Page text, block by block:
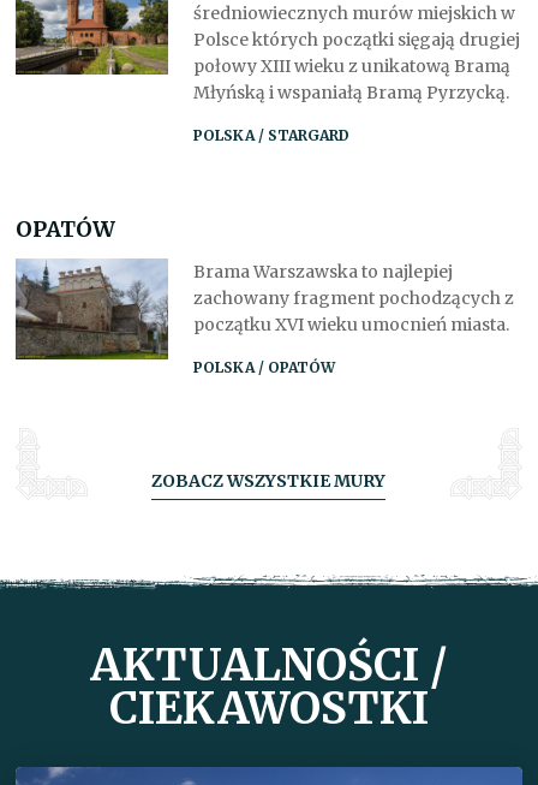
średniowiecznych murów miejskich w
Polsce których początki sięgają drugiej
połowy XIII wieku z unikatową Bramą
Młyńską i wspaniałą Bramą Pyrzycką.
POLSKA / STARGARD
OPATÓW
Brama Warszawska to najlepiej
zachowany fragment pochodzących z
początku XVI wieku umocnień miasta.
POLSKA / OPATÓW
ZOBACZ WSZYSTKIE MURY
AKTUALNOŚCI /
CIEKAWOSTKI